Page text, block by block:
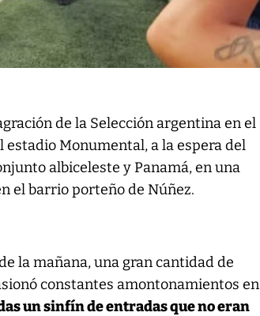
de la Selección argentina en el
estadio Monumental, a la espera del
albiceleste y Panamá, en una
el barrio porteño de Núñez.
la mañana, una gran cantidad de
constantes amontonamientos en
un sinfín de entradas que no eran